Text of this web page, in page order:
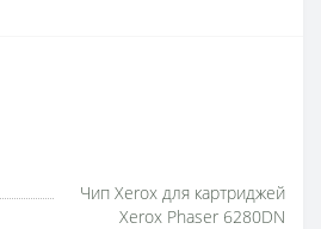
Чип Xerox для картриджей
Xerox Phaser 6280DN